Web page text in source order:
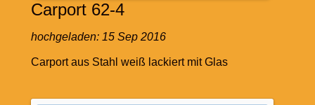
Carport 62-4
hochgeladen: 15 Sep 2016
Carport aus Stahl weiß lackiert mit Glas